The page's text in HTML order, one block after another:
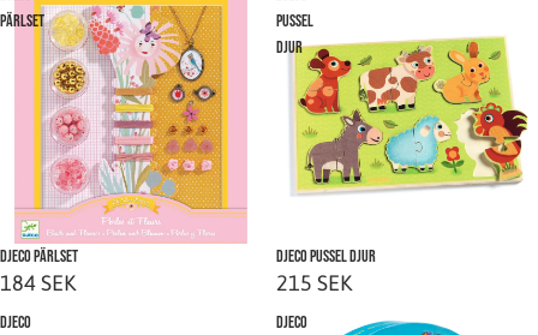
Pärlset
Slutsåld
Djeco Pärlset
184 SEK
Pussel
Djur
Djeco Pussel Djur
215 SEK
Djeco
Djeco